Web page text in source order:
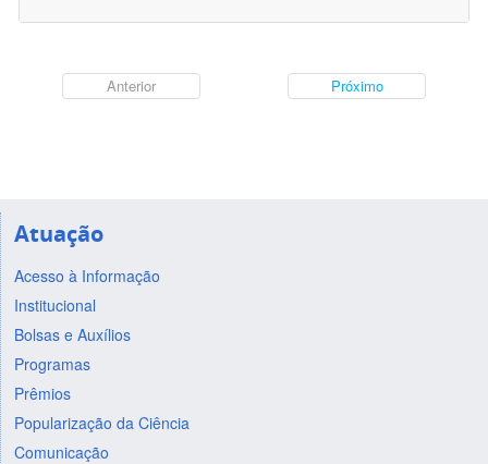
Anterior Próximo
Atuação
Acesso à Informação
Institucional
Bolsas e Auxílios
Programas
Prêmios
Popularização da Ciência
Comunicação